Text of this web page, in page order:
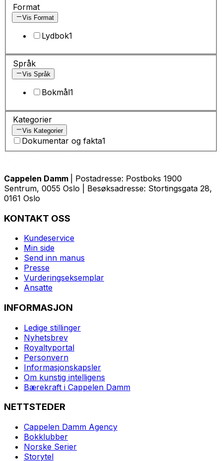
Format
Vis Format
Lydbok1
Språk
Vis Språk
Bokmål1
Kategorier
Vis Kategorier
Dokumentar og fakta1
Cappelen Damm
| Postadresse: Postboks 1900
Sentrum, 0055 Oslo | Besøksadresse: Stortingsgata 28,
0161 Oslo
KONTAKT OSS
Kundeservice
Min side
Send inn manus
Presse
Vurderingseksemplar
Ansatte
INFORMASJON
Ledige stillinger
Nyhetsbrev
Royaltyportal
Personvern
Informasjonskapsler
Om kunstig intelligens
Bærekraft i Cappelen Damm
NETTSTEDER
Cappelen Damm Agency
Bokklubber
Norske Serier
Storytel